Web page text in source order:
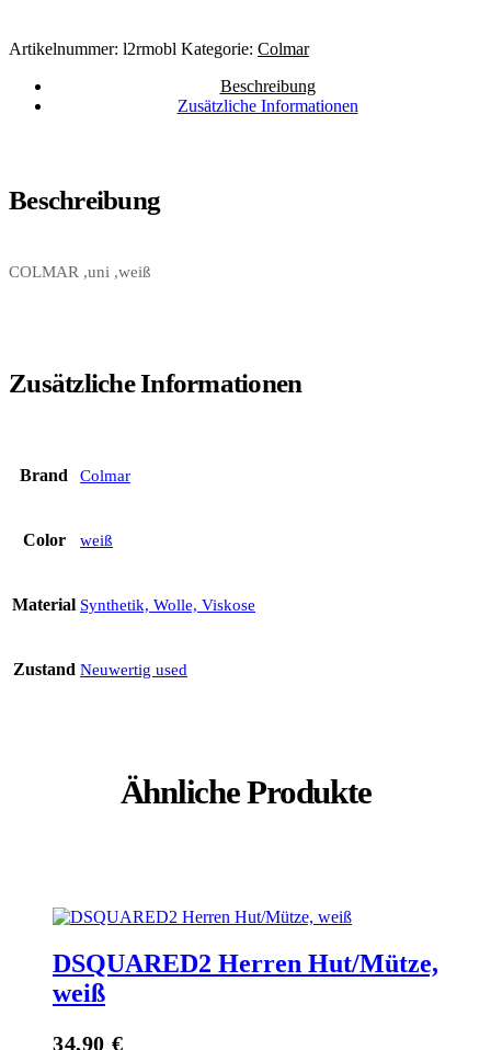
Artikelnummer: l2rmobl Kategorie: Colmar
Beschreibung
Zusätzliche Informationen
Beschreibung
COLMAR ,uni ,weiß
Zusätzliche Informationen
Brand Colmar
Color weiß
Material Synthetik, Wolle, Viskose
Zustand Neuwertig used
Ähnliche Produkte
DSQUARED2 Herren Hut/Mütze,
weiß
34,90 €